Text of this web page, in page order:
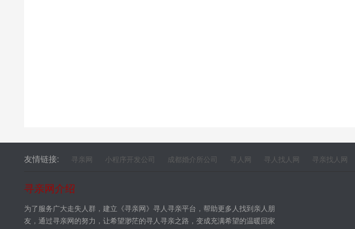
友情链接: 寻亲网 小程序开发公司 成都婚介所公司 寻人网 寻人找人网 寻亲找人网
寻亲网介绍
为了服务广大走失人群，建立《寻亲网》寻人寻亲平台，帮助更多人找到亲人朋
友，通过寻亲网的努力，让希望渺茫的寻人寻亲之路，变成充满希望的温暖回家